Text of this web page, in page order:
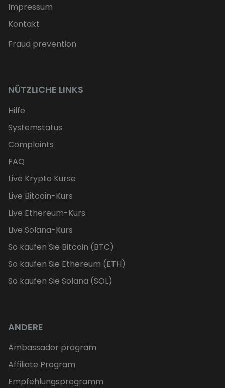
Impressum
Kontakt
Fraud prevention
NÜTZLICHE LINKS
Hilfe
Systemstatus
Complaints
FAQ
Live Krypto Kurse
Live Bitcoin-Kurs
Live Ethereum-Kurs
Live Solana-Kurs
So kaufen Sie Bitcoin (BTC)
So kaufen Sie Ethereum (ETH)
So kaufen Sie Solana (SOL)
ANDERE
Ambassador program
Affiliate Program
Empfehlungsprogramm